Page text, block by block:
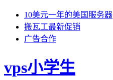
10美元一年的美国服务器
搬瓦工最新促销
广告合作
vps小学生